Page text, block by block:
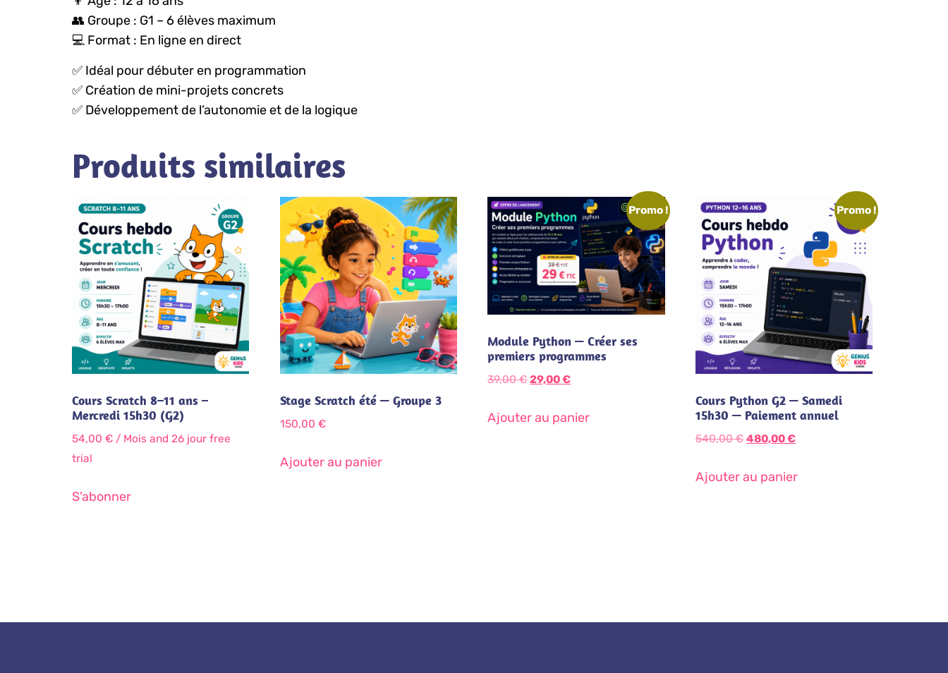
👥 Groupe : G1 – 6 élèves maximum
💻 Format : En ligne en direct
✅ Idéal pour débuter en programmation
✅ Création de mini-projets concrets
✅ Développement de l’autonomie et de la logique
Produits similaires
Cours Scratch 8–11 ans –
Mercredi 15h30 (G2)
54,00 € / Mois and 26 jour free
trial
S'abonner
Stage Scratch été — Groupe 3
150,00 €
Ajouter au panier
Promo !
Module Python — Créer ses
premiers programmes
39,00€ 29,00€
Ajouter au panier
Promo !
Cours Python G2 — Samedi
15h30 — Paiement annuel
540,00€ 480,00€
Ajouter au panier